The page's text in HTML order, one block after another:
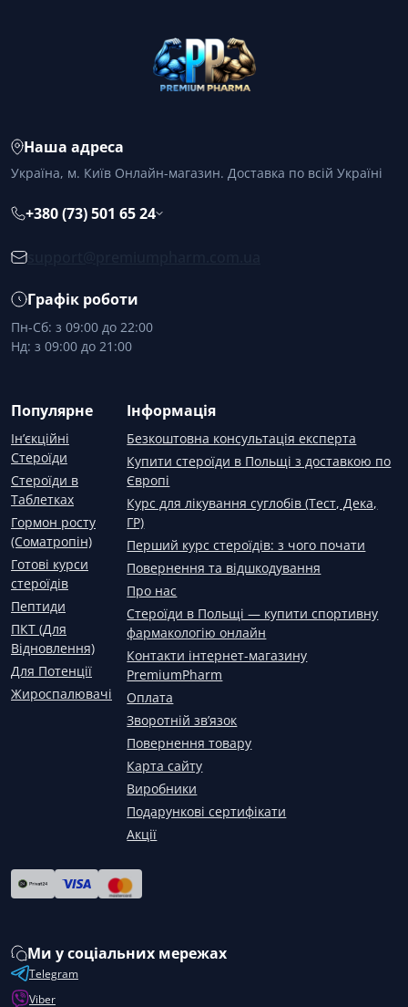
Наша адреса
Україна, м. Київ Онлайн-магазин. Доставка по всій Україні
+380 (73) 501 65 24
Графік роботи
Пн-Сб: з 09:00 до 22:00
Нд: з 09:00 до 21:00
Популярне
Ін’єкційні
Стероїди
Стероїди в
Таблетках
Гормон росту
(Соматропін)
Готові курси
стероїдів
Пептиди
ПКТ (Для
Відновлення)
Для Потенції
Жироспалювачі
Інформація
Безкоштовна консультація експерта
Купити стероїди в Польщі з доставкою по
Європі
Курс для лікування суглобів (Тест, Дека,
ГР)
Перший курс стероїдів: з чого почати
Повернення та відшкодування
Про нас
Стероїди в Польщі — купити спортивну
фармакологію онлайн
Контакти інтернет-магазину
PremiumPharm
Оплата
Зворотній зв’язок
Повернення товару
Карта сайту
Виробники
Подарункові сертифікати
Акції
Ми у соціальних мережах
Telegram
Viber